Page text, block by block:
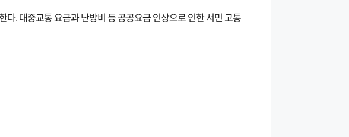
. 대중교통 요금과 난방비 등 공공요금 인상으로 인한 서민 고통